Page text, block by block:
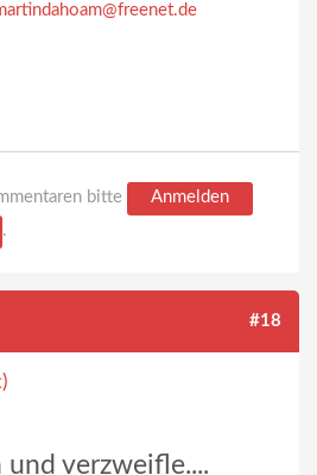
bitte
Anmelden
.
#18
verzweifle....